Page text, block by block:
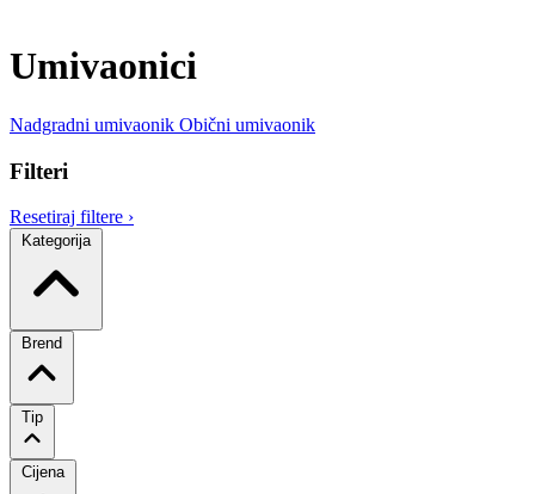
Umivaonici
Nadgradni umivaonik Obični umivaonik
Filteri
Resetiraj filtere ›
Kategorija
Brend
Tip
Cijena